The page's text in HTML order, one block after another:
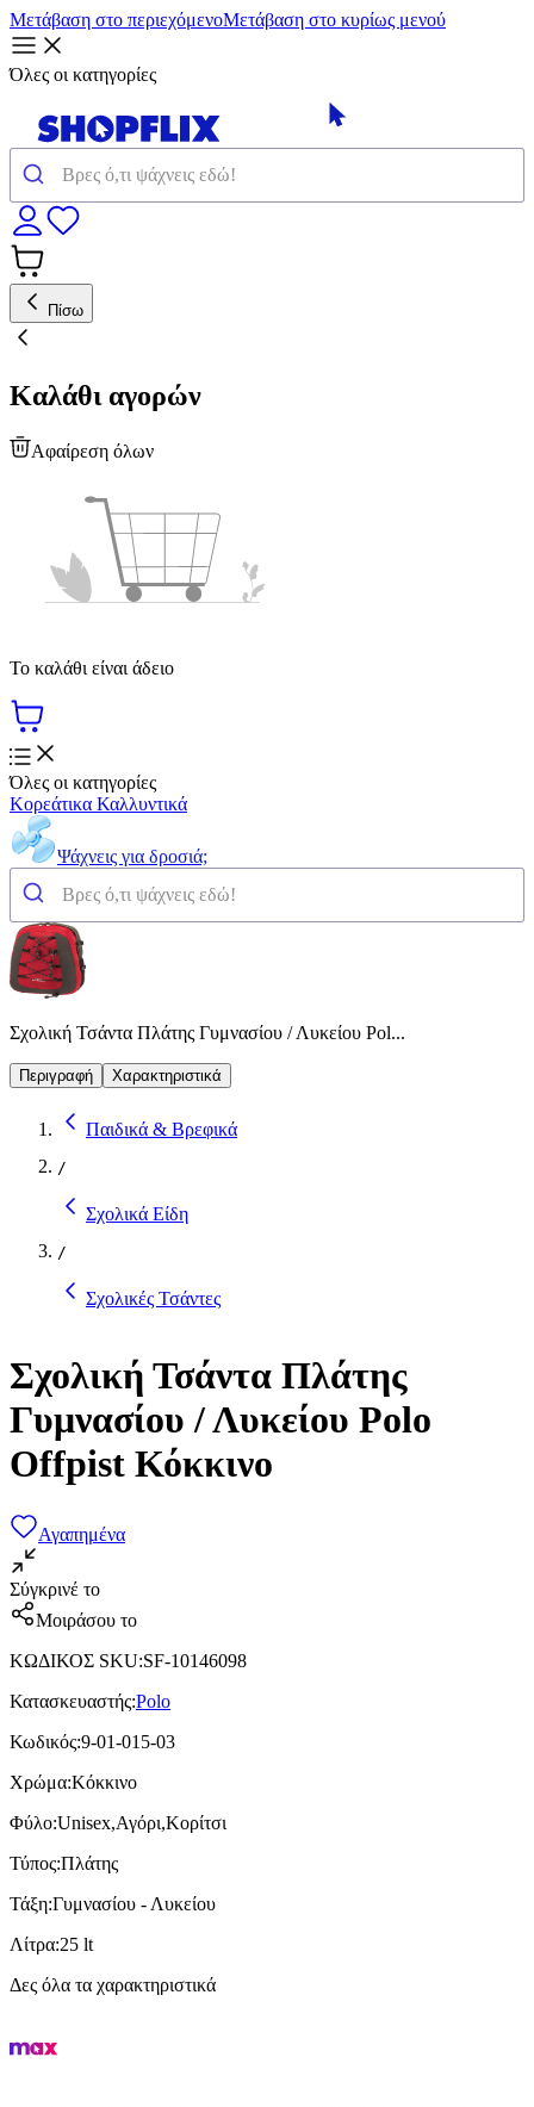
Μετάβαση στο περιεχόμενοΜετάβαση στο κυρίως μενού
Όλες οι κατηγορίες
Πίσω
Καλάθι αγορών
Αφαίρεση όλων
Το καλάθι είναι άδειο
Όλες οι κατηγορίες
Κορεάτικα Καλλυντικά
Ψάχνεις για δροσιά;
Σχολική Τσάντα Πλάτης Γυμνασίου / Λυκείου Pol...
Περιγραφή Χαρακτηριστικά
Παιδικά & Βρεφικά
/
Σχολικά Είδη
/
Σχολικές Τσάντες
Σχολική Τσάντα Πλάτης
Γυμνασίου / Λυκείου Polo
Offpist Κόκκινο
Αγαπημένα
Σύγκρινέ το
Μοιράσου το
ΚΩΔΙΚΟΣ SKU:SF-10146098
Κατασκευαστής:Polo
Κωδικός:9-01-015-03
Χρώμα:Κόκκινο
Φύλο:Unisex,Αγόρι,Κορίτσι
Τύπος:Πλάτης
Τάξη:Γυμνασίου - Λυκείου
Λίτρα:25 lt
Δες όλα τα χαρακτηριστικά